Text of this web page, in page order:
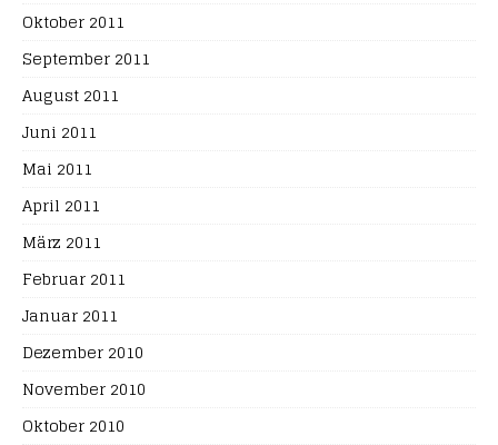
Oktober 2011
September 2011
August 2011
Juni 2011
Mai 2011
April 2011
März 2011
Februar 2011
Januar 2011
Dezember 2010
November 2010
Oktober 2010